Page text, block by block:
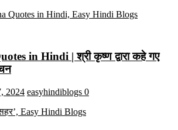
in Hindi | श्री कृष्ण द्वारा कहे गए
2024 easyhindiblogs 0